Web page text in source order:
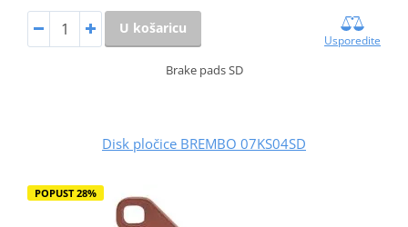
U košaricu
Usporedite
Brake pads SD
Disk pločice BREMBO 07KS04SD
POPUST 28%